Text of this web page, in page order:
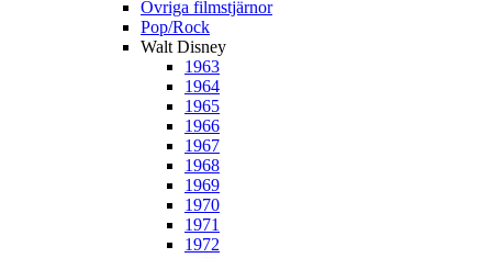
Övriga filmstjärnor
Pop/Rock
Walt Disney
1963
1964
1965
1966
1967
1968
1969
1970
1971
1972